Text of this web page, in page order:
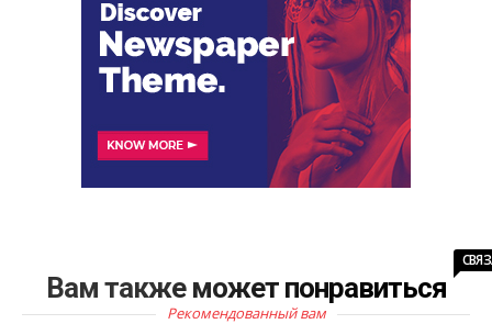
Вам также может понравиться
Рекомендованный вам